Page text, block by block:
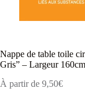
Nappe de table toile
Gris” – Largeur 160cm
À partir de 9,50€